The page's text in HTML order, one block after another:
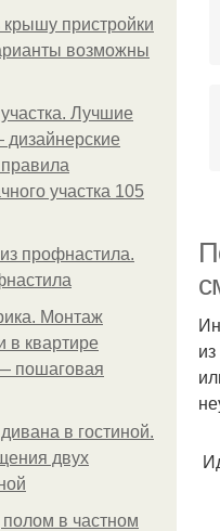
крышу пристройки
возможны
Лучшие
участка 105
профнастила.
Монтаж
в квартире
пошаговая
в гостиной.
двух
в частном